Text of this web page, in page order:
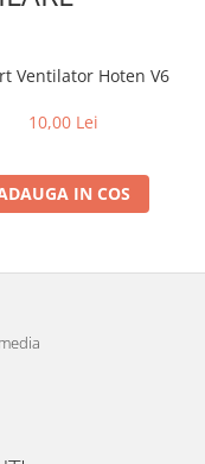
Ventilator Hoten V6
10,00 Lei
IN COS